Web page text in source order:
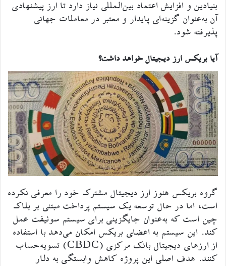
بنیادین و افزایش اعتماد بین‌المللی نیاز دارد تا ارز پیشنهادی
آن به‌عنوان گزینه‌ای پایدار و معتبر در معاملات جهانی
پذیرفته شود.
آیا بریکس ارز دیجیتال خواهد داشت؟
گروه بریکس هنوز ارز دیجیتال مشترک خود را معرفی نکرده
است، اما در حال توسعه یک سیستم پرداخت مبتنی بر بلاک
چین است که به‌عنوان جایگزینی برای سیستم سوئیفت عمل
کند. این سیستم به اعضای بریکس امکان می‌دهد با استفاده
از ارزهای دیجیتال بانک مرکزی (CBDC) تسویه‌حساب
کنند. هدف اصلی این پروژه کاهش وابستگی به دلار